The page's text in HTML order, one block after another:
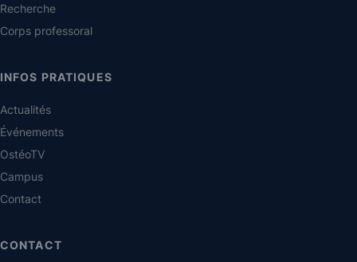
Recherche
Corps professoral
INFOS PRATIQUES
Actualités
Événements
OstéoTV
Campus
Contact
CONTACT